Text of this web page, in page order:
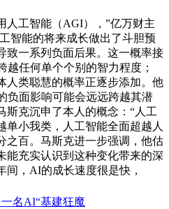
工智能（AGI），”亿万财主
智能的将来成长做出了斗胆预
致一系列负面后果。这一概率接
任何单个个别的智力程度；
人类聪慧的概率正逐步添加。他
负面影响可能会远远跨越其潜
斯克沉申了本人的概念：“人工
单小我类，人工智能全面超越人
之百。马斯克进一步强调，他估
能充实认识到这种变化带来的深
间，AI的成长速度很是快，
名AI“基建狂魔